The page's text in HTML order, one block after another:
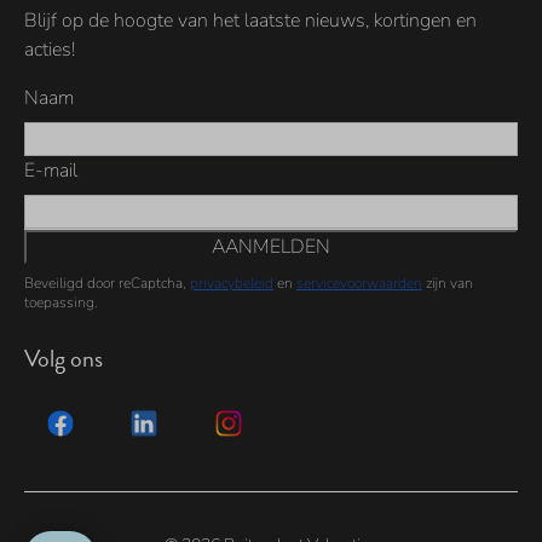
Blijf op de hoogte van het laatste nieuws, kortingen en
acties!
Naam
E-mail
AANMELDEN
Beveiligd door reCaptcha, privacybeleid en servicevoorwaarden zijn van
toepassing.
Volg ons